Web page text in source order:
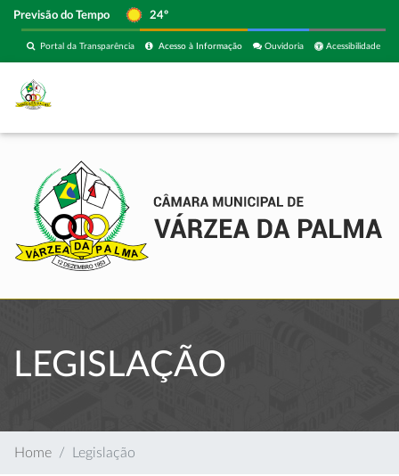
Previsão do Tempo 24º
Acessibilidade
Ouvidoria
Acesso à Informação
Portal da Transparência
LEGISLAÇÃO
Home Legislação